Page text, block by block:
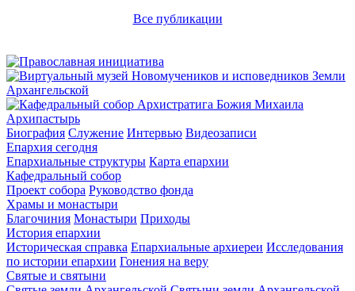
Все публикации
Архипастырь
Биография Служение Интервью Видеозаписи
Епархия сегодня
Епархиальные структуры Карта епархии
Кафедральный собор
Проект собора Руководство фонда
Храмы и монастыри
Благочиния Монастыри Приходы
История епархии
Историческая справка Епархиальные архиереи Исследования
по истории епархии Гонения на веру
Святые и святыни